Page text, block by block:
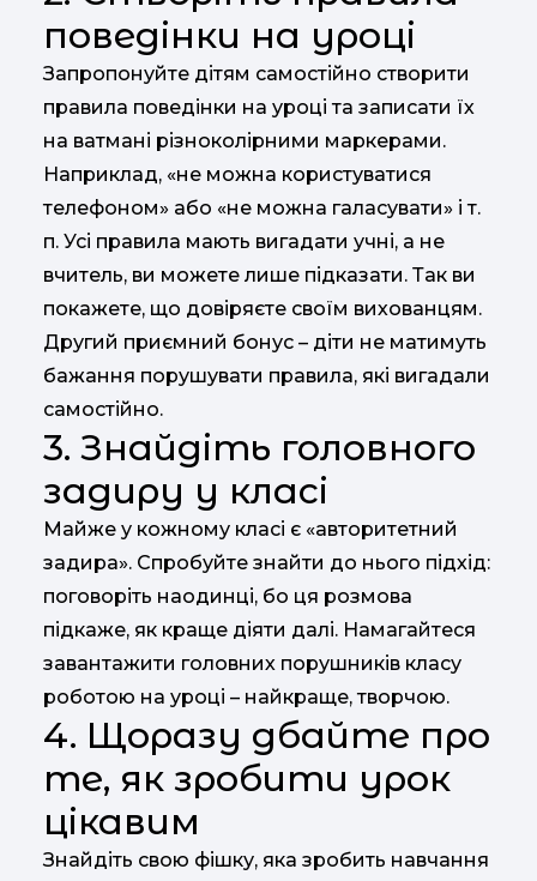
поведінки на уроці
Запропонуйте дітям самостійно створити
правила поведінки на уроці та записати їх
на ватмані різноколірними маркерами.
Наприклад, «не можна користуватися
телефоном» або «не можна галасувати» і т.
п. Усі правила мають вигадати учні, а не
вчитель, ви можете лише підказати. Так ви
покажете, що довіряєте своїм вихованцям.
Другий приємний бонус – діти не матимуть
бажання порушувати правила, які вигадали
самостійно.
3. Знайдіть головного
задиру у класі
Майже у кожному класі є «авторитетний
задира». Спробуйте знайти до нього підхід:
поговоріть наодинці, бо ця розмова
підкаже, як краще діяти далі. Намагайтеся
завантажити головних порушників класу
роботою на уроці – найкраще, творчою.
4. Щоразу дбайте про
те, як зробити урок
цікавим
Знайдіть свою фішку, яка зробить навчання